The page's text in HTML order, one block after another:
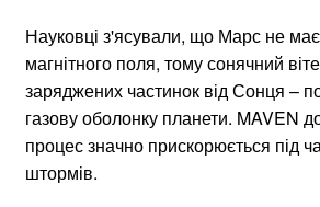
Науковці з'ясували, що Марс не
магнітного поля, тому сонячний
заряджених частинок від Сонця –
газову оболонку планети. MAVEN
процес значно прискорюється під
штормів.